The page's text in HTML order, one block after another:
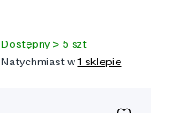
Dostępny > 5 szt
Natychmiast w1 sklepie